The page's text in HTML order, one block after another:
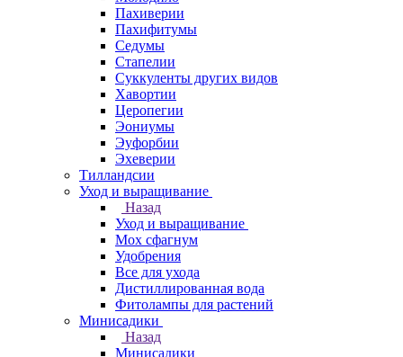
Пахиверии
Пахифитумы
Седумы
Стапелии
Суккуленты других видов
Хавортии
Церопегии
Эониумы
Эуфорбии
Эхеверии
Тилландсии
Уход и выращивание
Назад
Уход и выращивание
Мох сфагнум
Удобрения
Все для ухода
Дистиллированная вода
Фитолампы для растений
Минисадики
Назад
Минисадики